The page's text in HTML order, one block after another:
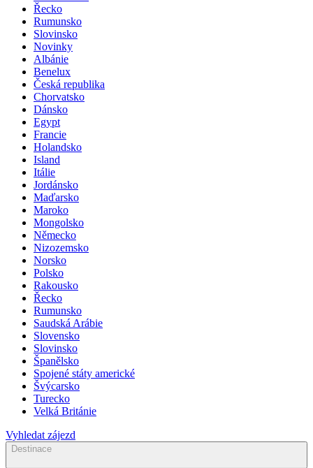
Řecko
Rumunsko
Slovinsko
Novinky
Albánie
Benelux
Česká republika
Chorvatsko
Dánsko
Egypt
Francie
Holandsko
Island
Itálie
Jordánsko
Maďarsko
Maroko
Mongolsko
Německo
Nizozemsko
Norsko
Polsko
Rakousko
Řecko
Rumunsko
Saudská Arábie
Slovensko
Slovinsko
Španělsko
Spojené státy americké
Švýcarsko
Turecko
Velká Británie
Vyhledat zájezd
Destinace